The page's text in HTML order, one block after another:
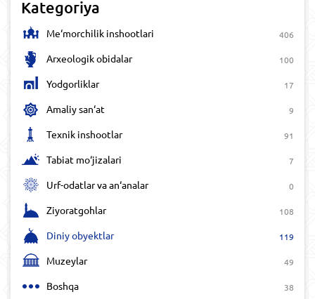
Kategoriya
Me‘morchilik inshootlari 406
Arxeologik obidalar 100
Yodgorliklar 17
Amaliy san‘at 9
Texnik inshootlar 91
Tabiat mo‘jizalari 7
Urf-odatlar va an‘analar 0
Ziyoratgohlar 108
Diniy obyektlar 119
Muzeylar 49
Boshqa 38